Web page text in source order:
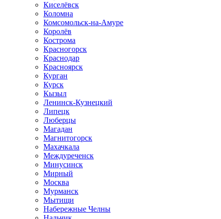
Киселёвск
Коломна
Комсомольск-на-Амуре
Королёв
Кострома
Красногорск
Краснодар
Красноярск
Курган
Курск
Кызыл
Ленинск-Кузнецкий
Липецк
Люберцы
Магадан
Магнитогорск
Махачкала
Междуреченск
Минусинск
Мирный
Москва
Мурманск
Мытищи
Набережные Челны